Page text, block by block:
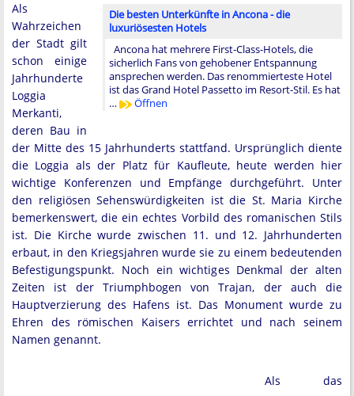
Die besten Unterkünfte in Ancona - die
luxuriösesten Hotels
Ancona hat mehrere First-Class-Hotels, die
sicherlich Fans von gehobener Entspannung
ansprechen werden. Das renommierteste Hotel
ist das Grand Hotel Passetto im Resort-Stil. Es hat
…
Öffnen
Als
Wahrzeichen
der Stadt gilt
schon einige
Jahrhunderte
Loggia
Merkanti,
deren Bau in
der Mitte des 15 Jahrhunderts stattfand. Ursprünglich diente
die Loggia als der Platz für Kaufleute, heute werden hier
wichtige Konferenzen und Empfänge durchgeführt. Unter
den religiösen Sehenswürdigkeiten ist die St. Maria Kirche
bemerkenswert, die ein echtes Vorbild des romanischen Stils
ist. Die Kirche wurde zwischen 11. und 12. Jahrhunderten
erbaut, in den Kriegsjahren wurde sie zu einem bedeutenden
Befestigungspunkt. Noch ein wichtiges Denkmal der alten
Zeiten ist der Triumphbogen von Trajan, der auch die
Hauptverzierung des Hafens ist. Das Monument wurde zu
Ehren des römischen Kaisers errichtet und nach seinem
Namen genannt.
Als das